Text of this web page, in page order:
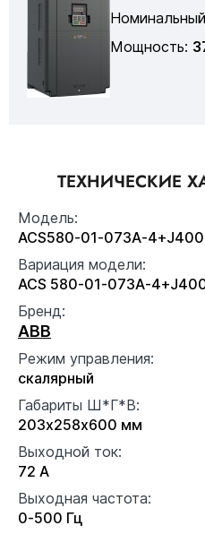
Мощность:
ТЕХНИЧЕСКИЕ
Модель:
ACS580-01-073A-4+J400
Вариация модели:
ACS 580-01-073A-
Бренд:
ABB
Режим управления:
скалярный
Габариты Ш*Г*В:
203x258x600 мм
Выходной ток:
72 А
Выходная частота:
0-500 Гц